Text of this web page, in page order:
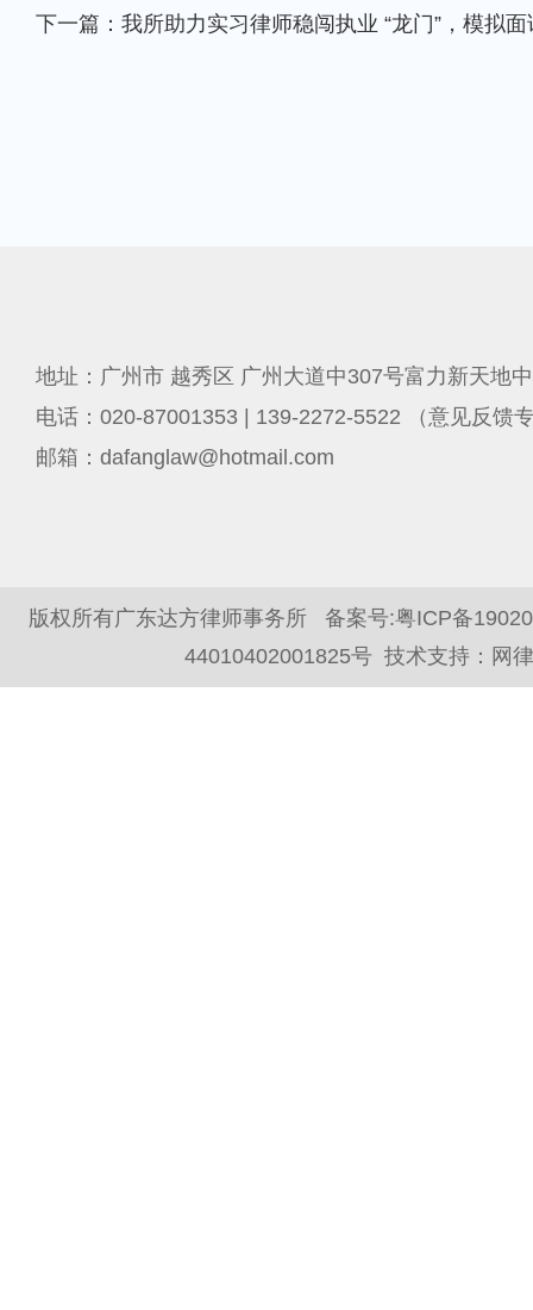
下一篇：我所助力实习律师稳闯执业 “龙门”，模拟
地址：广州市 越秀区 广州大道中307号富力新天地
电话：020-87001353 | 139-2272-5522 （意见反馈
邮箱：dafanglaw@hotmail.com
版权所有广东达方律师事务所 备案号:粤ICP备
44010402001825号 技术支持： 网